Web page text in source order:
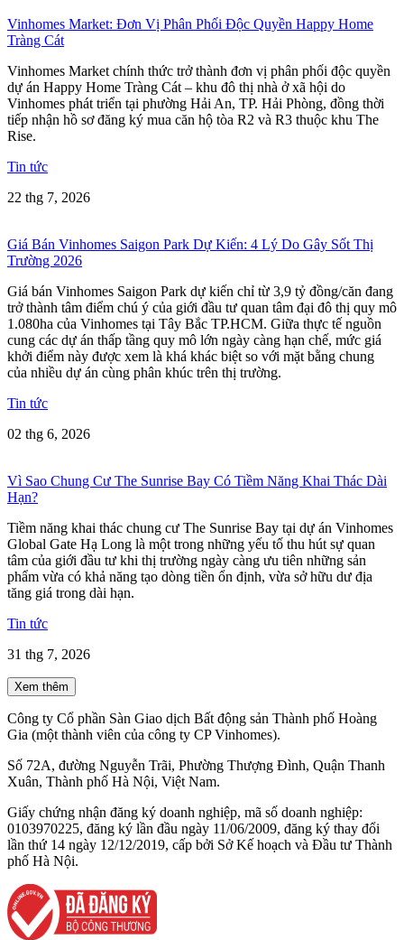
Vinhomes Market: Đơn Vị Phân Phối Độc Quyền Happy Home
Tràng Cát
Vinhomes Market chính thức trở thành đơn vị phân phối độc quyền
dự án Happy Home Tràng Cát – khu đô thị nhà ở xã hội do
Vinhomes phát triển tại phường Hải An, TP. Hải Phòng, đồng thời
tiếp nhận hồ sơ đăng ký mua căn hộ tòa R2 và R3 thuộc khu The
Rise.
Tin tức
22 thg 7, 2026
Giá Bán Vinhomes Saigon Park Dự Kiến: 4 Lý Do Gây Sốt Thị
Trường 2026
Giá bán Vinhomes Saigon Park dự kiến chỉ từ 3,9 tỷ đồng/căn đang
trở thành tâm điểm chú ý của giới đầu tư quan tâm đại đô thị quy mô
1.080ha của Vinhomes tại Tây Bắc TP.HCM. Giữa thực tế nguồn
cung các dự án thấp tầng quy mô lớn ngày càng hạn chế, mức giá
khởi điểm này được xem là khá khác biệt so với mặt bằng chung
của nhiều dự án cùng phân khúc trên thị trường.
Tin tức
02 thg 6, 2026
Vì Sao Chung Cư The Sunrise Bay Có Tiềm Năng Khai Thác Dài
Hạn?
Tiềm năng khai thác chung cư The Sunrise Bay tại dự án Vinhomes
Global Gate Hạ Long là một trong những yếu tố thu hút sự quan
tâm của giới đầu tư khi thị trường ngày càng ưu tiên những sản
phẩm vừa có khả năng tạo dòng tiền ổn định, vừa sở hữu dư địa
tăng giá trong dài hạn.
Tin tức
31 thg 7, 2026
Xem thêm
Công ty Cổ phần Sàn Giao dịch Bất động sản Thành phố Hoàng
Gia (một thành viên của công ty CP Vinhomes).
Số 72A, đường Nguyễn Trãi, Phường Thượng Đình, Quận Thanh
Xuân, Thành phố Hà Nội, Việt Nam.
Giấy chứng nhận đăng ký doanh nghiệp, mã số doanh nghiệp:
0103970225, đăng ký lần đầu ngày 11/06/2009, đăng ký thay đổi
lần thứ 14 ngày 12/12/2019, cấp bởi Sở Kế hoạch và Đầu tư Thành
phố Hà Nội.